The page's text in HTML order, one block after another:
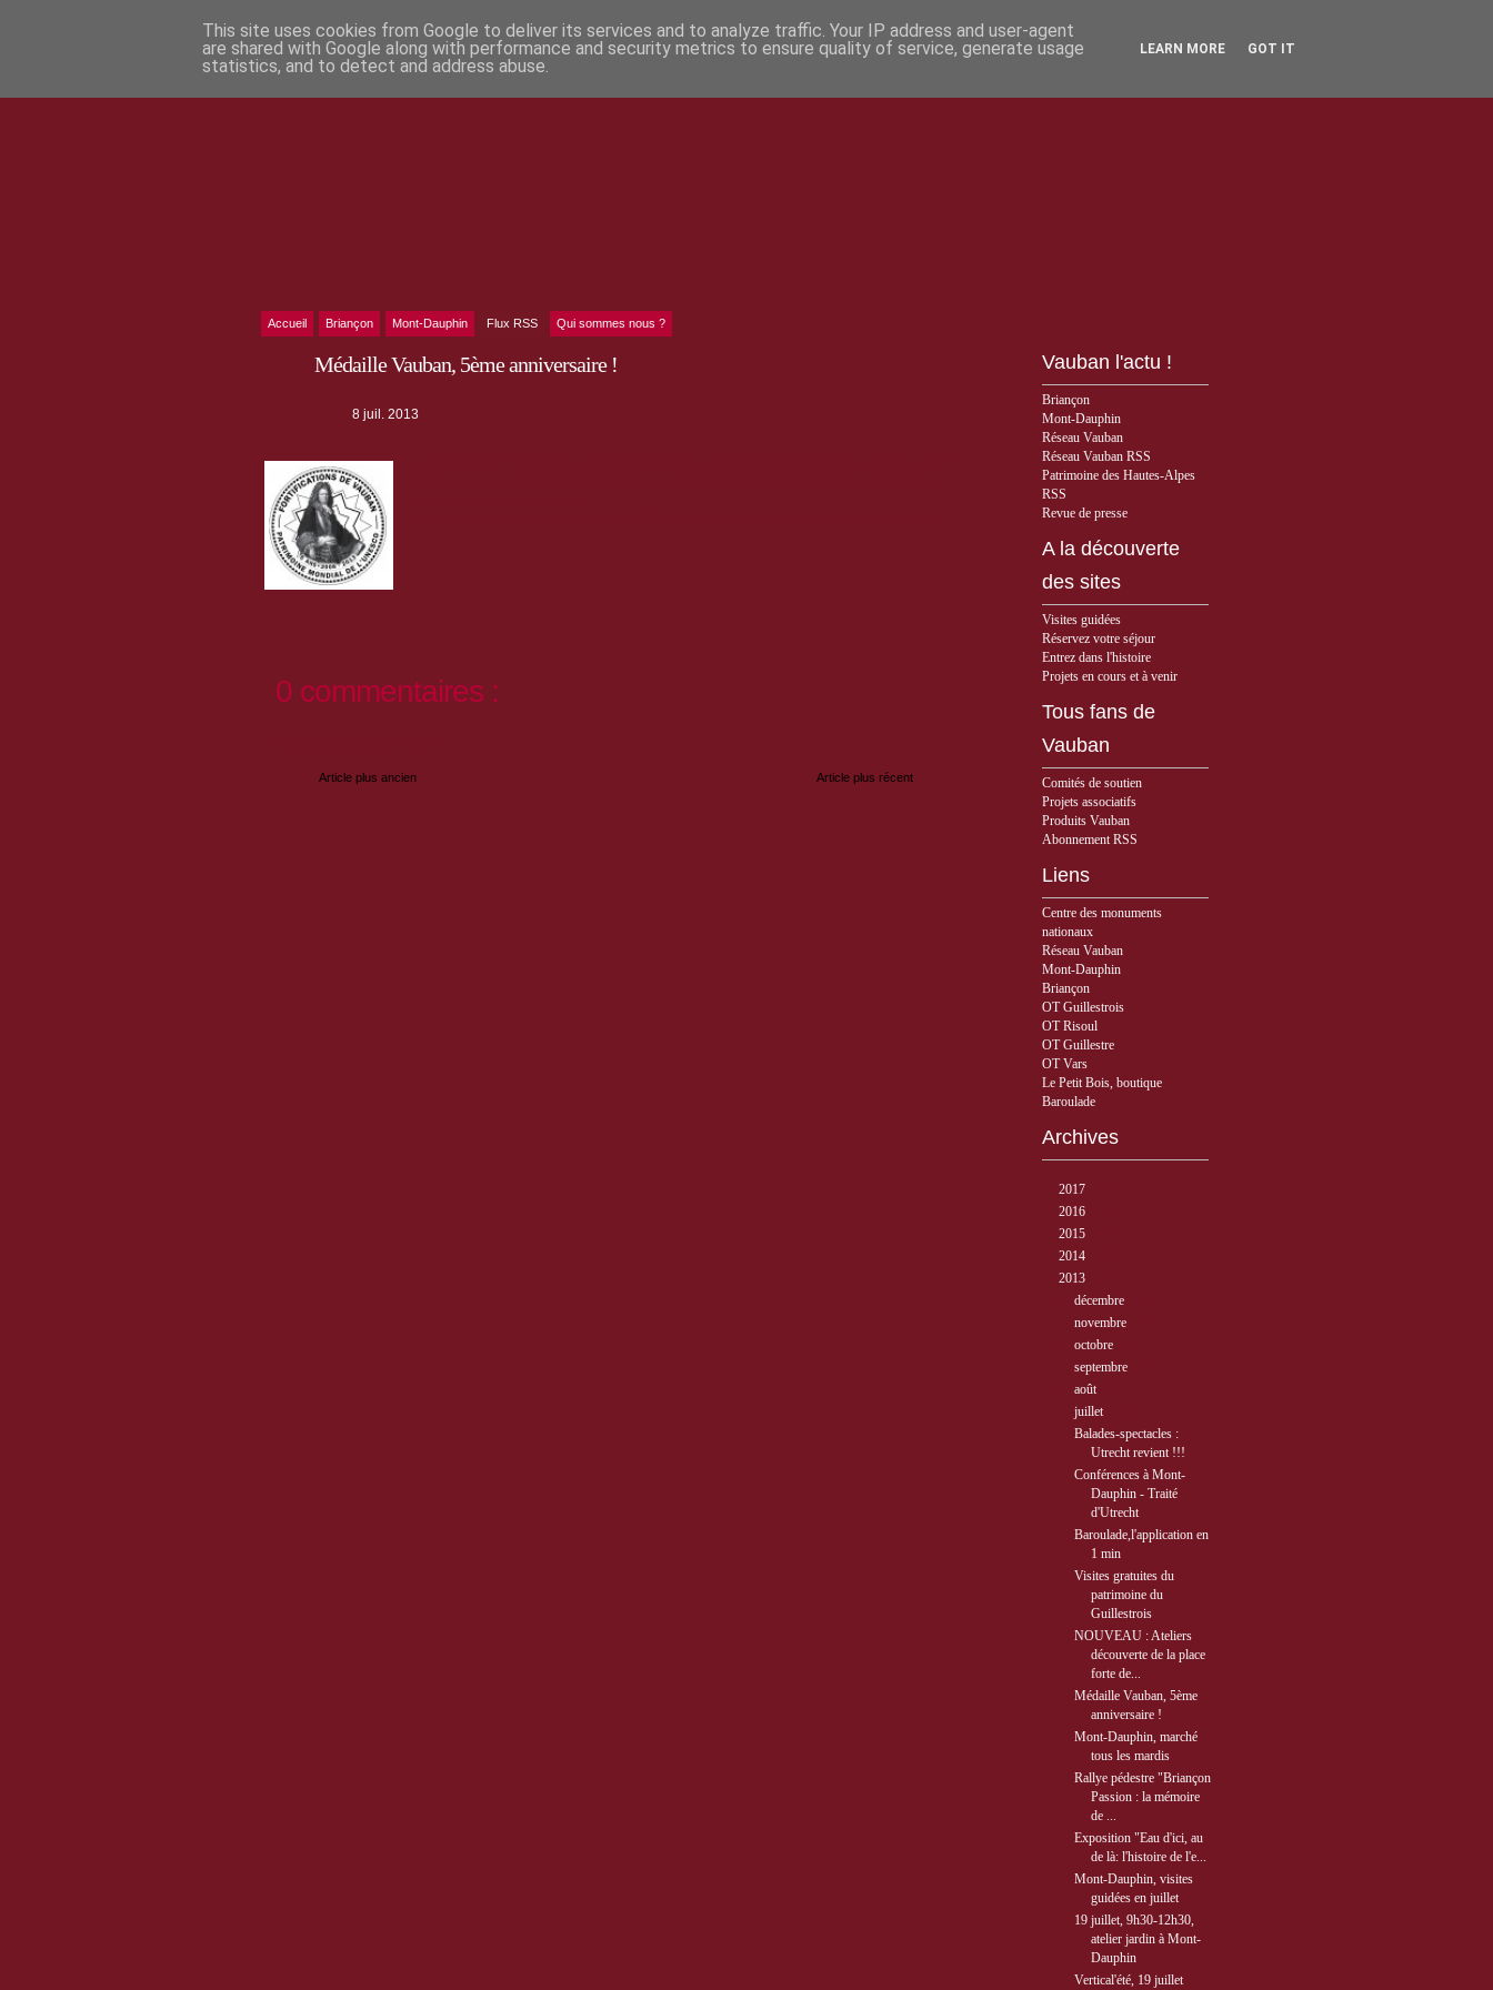
Accueil Briançon Mont-Dauphin Flux RSS Qui sommes nous ?
Médaille Vauban, 5ème anniversaire !
8 juil. 2013
0 commentaires :
Article plus récent
Article plus ancien
Vauban l'actu !
Briançon
Mont-Dauphin
Réseau Vauban
Réseau Vauban RSS
Patrimoine des Hautes-Alpes
RSS
Revue de presse
A la découverte
des sites
Visites guidées
Réservez votre séjour
Entrez dans l'histoire
Projets en cours et à venir
Tous fans de
Vauban
Comités de soutien
Projets associatifs
Produits Vauban
Abonnement RSS
Liens
Centre des monuments
nationaux
Réseau Vauban
Mont-Dauphin
Briançon
OT Guillestrois
OT Risoul
OT Guillestre
OT Vars
Le Petit Bois, boutique
Baroulade
Archives
2017
2016
2015
2014
2013
décembre
novembre
octobre
septembre
août
juillet
Balades-spectacles :
Utrecht revient !!!
Conférences à Mont-
Dauphin - Traité
d'Utrecht
Baroulade,l'application en
1 min
Visites gratuites du
patrimoine du
Guillestrois
NOUVEAU : Ateliers
découverte de la place
forte de...
Médaille Vauban, 5ème
anniversaire !
Mont-Dauphin, marché
tous les mardis
Rallye pédestre "Briançon
Passion : la mémoire
de ...
Exposition "Eau d'ici, au
de là: l'histoire de l'e...
Mont-Dauphin, visites
guidées en juillet
19 juillet, 9h30-12h30,
atelier jardin à Mont-
Dauphin
Vertical'été, 19 juillet
This site uses cookies from Google to deliver its services and to analyze traffic. Your IP address and user-agent
are shared with Google along with performance and security metrics to ensure quality of service, generate usage
statistics, and to detect and address abuse.
LEARN MORE GOT IT